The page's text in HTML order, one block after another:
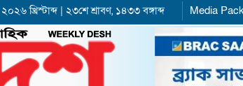
খ্রিস্টাব্দ | ২৩শে শ্রাবণ, ১৪৩৩ বঙ্গাব্দ Media